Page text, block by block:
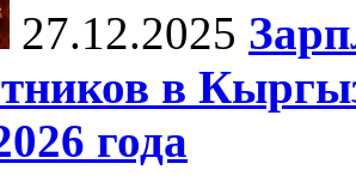
27.12.2025
в
года